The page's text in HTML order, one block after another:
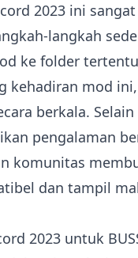
2023 ini
langkah
ke folder
kehadiran mod
berkala.
pengalaman
komunitas
dan tampil
2023 untuk